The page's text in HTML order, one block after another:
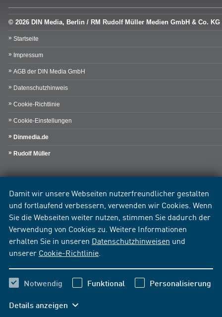
Damit wir unsere Webseiten nutzerfreundlicher gestalten
und fortlaufend verbessern, verwenden wir Cookies. Wenn
Sie die Webseiten weiter nutzen, stimmen Sie dadurch der
Verwendung von Cookies zu. Weitere Informationen
erhalten Sie in unseren Datenschutzhinweisen und
unserer Cookie-Richtlinie
Notwendig Funktional Personalisierung
Details anzeigen
© 2026 DIN Media, Berlin / RM Rudolf Müller Medien GmbH & Co. KG
Startseite
Impressum
AGB der DIN Media GmbH
Datenschutzhinweis
Cookie-Richtlinie
Cookie-Einstellungen
Dinmedia.de
Rudolf Müller